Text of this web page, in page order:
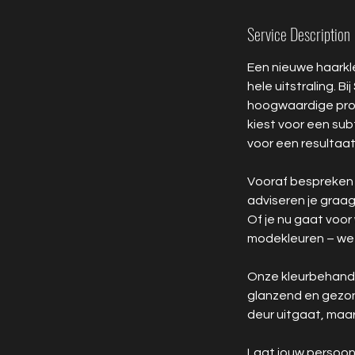
Service Description
Een nieuwe
hele uitstraling.
hoogwaardige
kiest voor een
voor een
Vooraf
adviseren je
Of je nu gaat voor
modekleuren –
Onze
glanzend en
deur uitgaat,